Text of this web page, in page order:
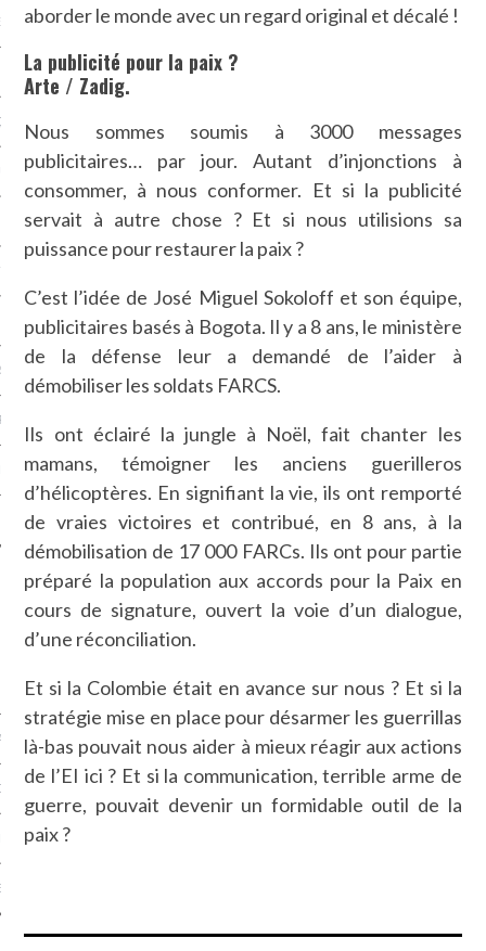
EN VOD
CARAVELLE
PODCAST
aborder le monde avec un regard original et décalé !
La publicité pour la paix ?
Arte / Zadig.
Nous sommes soumis à 3000 messages
publicitaires… par jour. Autant d’injonctions à
consommer, à nous conformer. Et si la publicité
servait à autre chose ? Et si nous utilisions sa
puissance pour restaurer la paix ?
C’est l’idée de José Miguel Sokoloff et son équipe,
publicitaires basés à Bogota. Il y a 8 ans, le ministère
de la défense leur a demandé de l’aider à
démobiliser les soldats FARCS.
Ils ont éclairé la jungle à Noël, fait chanter les
mamans, témoigner les anciens guerilleros
d’hélicoptères. En signifiant la vie, ils ont remporté
de vraies victoires et contribué, en 8 ans, à la
démobilisation de 17 000 FARCs. Ils ont pour partie
préparé la population aux accords pour la Paix en
cours de signature, ouvert la voie d’un dialogue,
d’une réconciliation.
Et si la Colombie était en avance sur nous ? Et si la
stratégie mise en place pour désarmer les guerrillas
là-bas pouvait nous aider à mieux réagir aux actions
de l’EI ici ? Et si la communication, terrible arme de
guerre, pouvait devenir un formidable outil de la
paix ?